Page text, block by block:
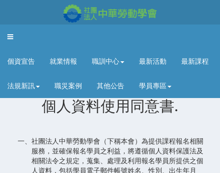
Toggle
個資宣告 就業情報 職訓中心 最新活動 最新課程
法規新訊 職災案例 其他公告 學員專區
個人資料使用同意書.
一、社團法人中華勞動學會（下稱本會）為提供課程報名相關
服務，並確保報名學員之利益，將遵循個人資料保護法及
相關法令之規定，蒐集、處理及利用報名學員所提供之個
人資料，包括學員電子郵件帳號姓名、性別、出生年月